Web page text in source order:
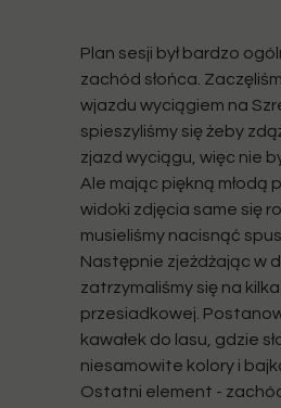
Plan sesji był bardzo
zachód słońca.
wjazdu wyciągiem na
spieszyliśmy się żeby
zjazd wyciągu, więc nie
Ale mając piękną młodą
widoki zdjęcia same się
musieliśmy nacisnąć
Następnie zjeżdżając w
zatrzymaliśmy się na
przesiadkowej.
kawałek do lasu, gdzie
niesamowite kolory i
Ostatni element -